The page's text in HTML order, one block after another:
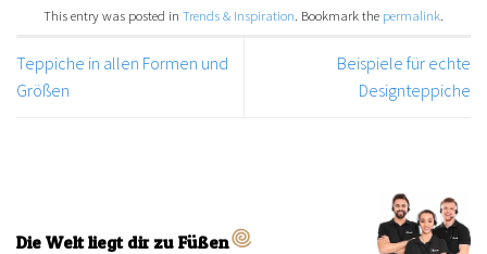
This entry was posted in Trends & Inspiration. Bookmark the permalink.
Teppiche in allen Formen und
Größen
Beispiele für echte
Designteppiche
Die Welt liegt dir zu Füßen